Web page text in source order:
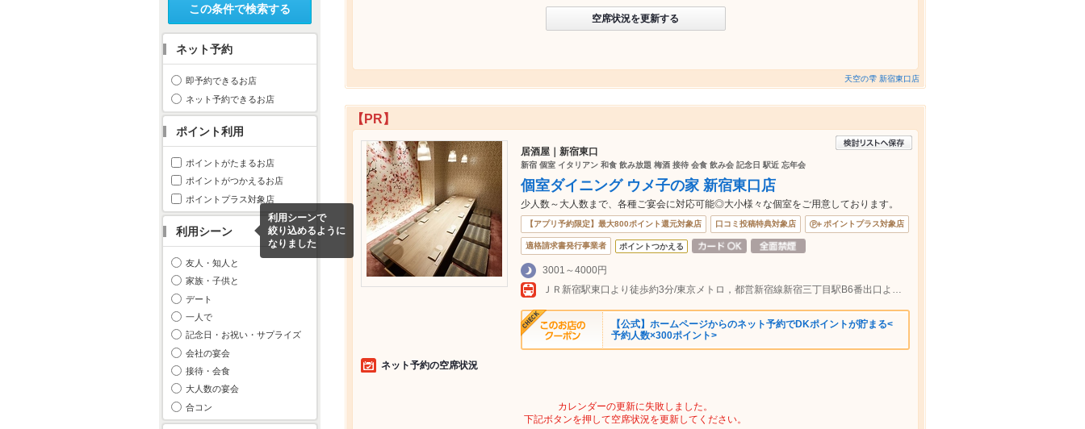
この条件で検索する
ネット予約
即予約できるお店
ネット予約できるお店
ポイント利用
ポイントがたまるお店
ポイントがつかえるお店
ポイントプラス対象店
利用シーン
利用シーンで
絞り込めるように
なりました
友人・知人と
家族・子供と
デート
一人で
記念日・お祝い・サプライズ
会社の宴会
接待・会食
大人数の宴会
合コン
空席状況を更新する
天空の雫 新宿東口店
【PR】
居酒屋｜新宿東口
新宿 個室 イタリアン 和食 飲み放題 梅酒 接待 会食 飲み会 記念日 駅近 忘年会
個室ダイニング ウメ子の家 新宿東口店
少人数～大人数まで、各種ご宴会に対応可能◎大小様々な個室をご用意しております。
【アプリ予約限定】最大800ポイント還元対象店 口コミ投稿特典対象店 ポイントプラス対象店
適格請求書発行事業者 ポイントつかえる
3001～4000円
ＪＲ新宿駅東口より徒歩約3分/東京メトロ，都営新宿線新宿三丁目駅B6番出口より徒歩約1分
【公式】ホームページからのネット予約でDKポイントが貯まる<
予約人数×300ポイント>
ネット予約の空席状況
カレンダーの更新に失敗しました。
下記ボタンを押して空席状況を更新してください。